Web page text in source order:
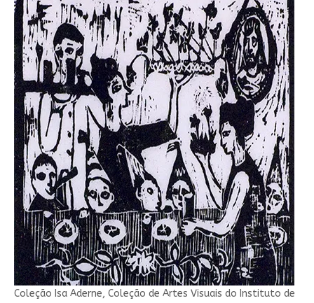
Coleção Isa Aderne, Coleção de Artes Visuais do Instituto de